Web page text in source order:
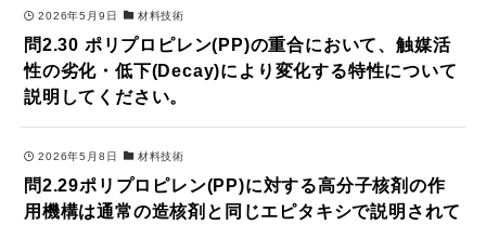
2026年5月9日 材料技術
問2.30 ポリプロピレン(PP)の重合において、触媒活
性の劣化・低下(Decay)により変化する特性について
説明してください。
2026年5月8日 材料技術
問2.29ポリプロピレン(PP)に対する高分子核剤の作
用機構は通常の造核剤と同じエピタキシで説明されて